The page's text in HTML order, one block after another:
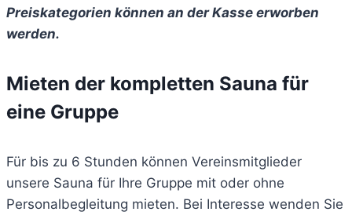
Preiskategorien können an der Kasse erworben
werden.
Mieten der kompletten Sauna für
eine Gruppe
Für bis zu 6 Stunden können Vereinsmitglieder
unsere Sauna für Ihre Gruppe mit oder ohne
Personalbegleitung mieten. Bei Interesse wenden Sie